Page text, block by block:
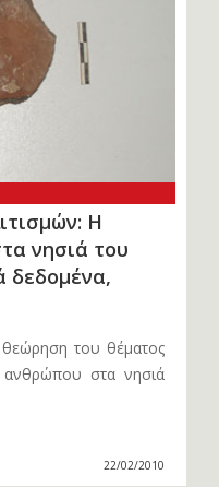
H
νησιά του
δεδομένα,
του θέματος
ανθρώπου στα νησιά
22/02/2010